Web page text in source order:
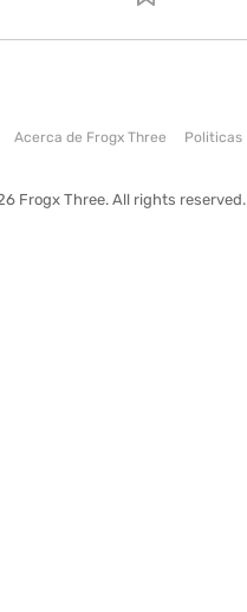
Acerca de Frogx Three Politicas
Frogx Three. All rights reserved.